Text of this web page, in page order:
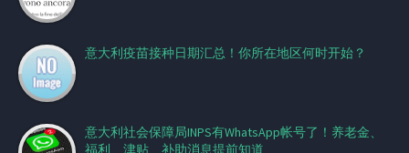
意大利疫苗接种日期汇总！你所在地区何时开始？
意大利社会保障局INPS有WhatsApp帐号了！养老金、
福利、津贴、补助消息提前知道